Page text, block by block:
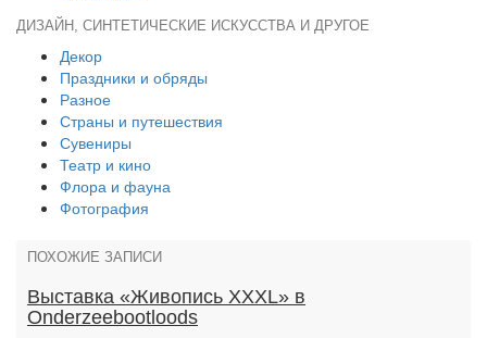
ДИЗАЙН, СИНТЕТИЧЕСКИЕ ИСКУССТВА И ДРУГОЕ
Декор
Праздники и обряды
Разное
Страны и путешествия
Сувениры
Театр и кино
Флора и фауна
Фотография
ПОХОЖИЕ ЗАПИСИ
Выставка «Живопись XXXL» в
Onderzeebootloods